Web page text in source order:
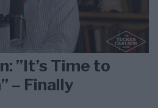
”It’s Time to
– Finally